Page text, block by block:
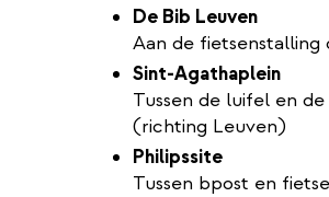
De Bib Leuven
Aan de fietsenstalling
Sint-Agathaplein
Tussen de luifel en
(richting Leuven)
Philipssite
Tussen bpost en